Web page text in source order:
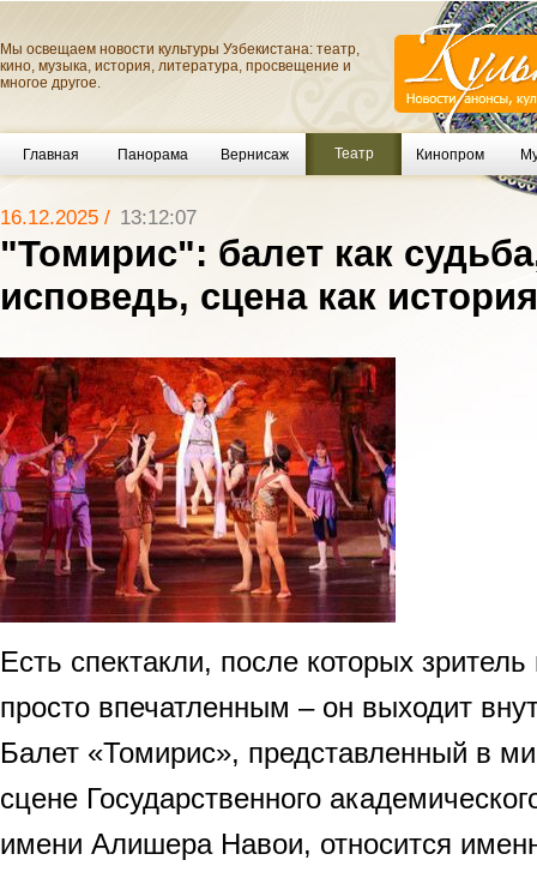
Мы освещаем новости культуры Узбекистана: театр,
кино, музыка, история, литература, просвещение и
многое другое.
Главная Панорама Вернисаж Театр Кинопром
16.12.2025 / 13:12:07
"Томирис": балет как
исповедь, сцена как история
Есть спектакли, после которых
просто впечатленным – он выходит
Балет «Томирис», представленный в
сцене Государственного
имени Алишера Навои, относится